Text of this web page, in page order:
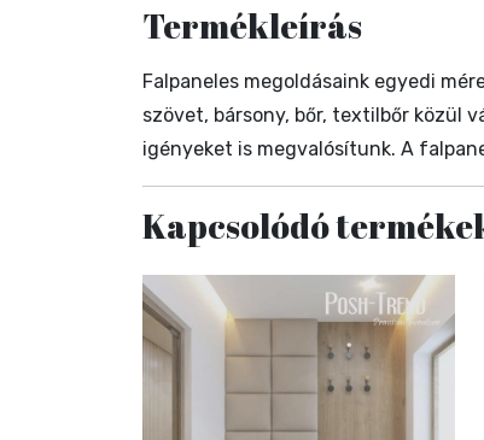
Termékleírás
Falpaneles megoldásaink egyedi
szövet, bársony, bőr, textilbőr közül
igényeket is megvalósítunk. A
Kapcsolódó